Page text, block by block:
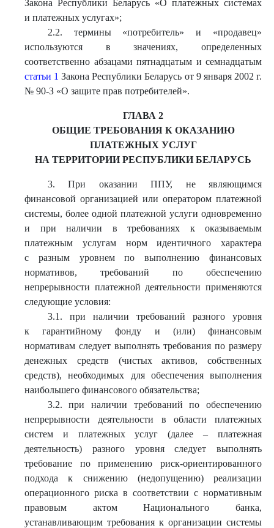
Закона Республики Беларусь «О платежных системах
и платежных услугах»;
2.2. термины «потребитель» и «продавец»
используются в значениях, определенных
соответственно абзацами пятнадцатым и семнадцатым
статьи 1 Закона Республики Беларусь от 9 января 2002 г.
№ 90-З «О защите прав потребителей».
ГЛАВА 2
ОБЩИЕ ТРЕБОВАНИЯ К ОКАЗАНИЮ
ПЛАТЕЖНЫХ УСЛУГ
НА ТЕРРИТОРИИ РЕСПУБЛИКИ БЕЛАРУСЬ
3. При оказании ППУ, не являющимся
финансовой организацией или оператором платежной
системы, более одной платежной услуги одновременно
и при наличии в требованиях к оказываемым
платежным услугам норм идентичного характера
с разным уровнем по выполнению финансовых
нормативов, требований по обеспечению
непрерывности платежной деятельности применяются
следующие условия:
3.1. при наличии требований разного уровня
к гарантийному фонду и (или) финансовым
нормативам следует выполнять требования по размеру
денежных средств (чистых активов, собственных
средств), необходимых для обеспечения выполнения
наибольшего финансового обязательства;
3.2. при наличии требований по обеспечению
непрерывности деятельности в области платежных
систем и платежных услуг (далее – платежная
деятельность) разного уровня следует выполнять
требование по применению риск-ориентированного
подхода к снижению (недопущению) реализации
операционного риска в соответствии с нормативным
правовым актом Национального банка,
устанавливающим требования к организации системы